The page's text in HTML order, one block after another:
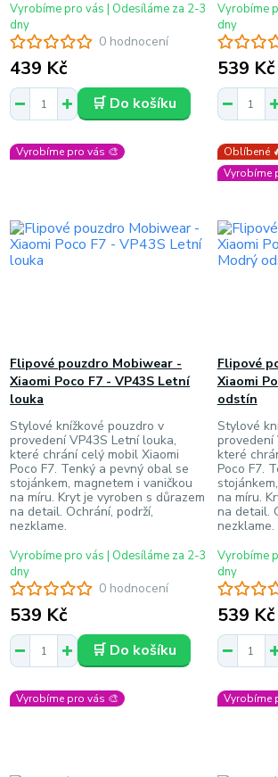
0 hodnocení
439 Kč
Vyrobíme pro vás | Odesíláme za 2-3
dny
🛒 Do košíku
539 Kč
Vyrobíme
dny
Vyrobíme pro vás 🎨
0 hodnocení
Flipové pouzdro Mobiwear -
Xiaomi Poco F7 - VP43S Letní
louka
Stylové knížkové pouzdro v
provedení VP43S Letní louka,
které chrání celý mobil Xiaomi
Poco F7. Tenký a pevný obal se
stojánkem, magnetem i vaničkou
na míru. Kryt je vyroben s důrazem
na detail. Ochrání, podrží,
nezklame.
539 Kč
Vyrobíme pro vás | Odesíláme za 2-3
dny
🛒 Do košíku
Oblíbené
Vyrobíme
Flipové
Xiaomi
odstín
Stylové
provedení
které
Poco F7.
na míru.
na detail.
nezklame.
539 Kč
Vyrobíme
dny
Vyrobíme pro vás 🎨 Vyrobíme